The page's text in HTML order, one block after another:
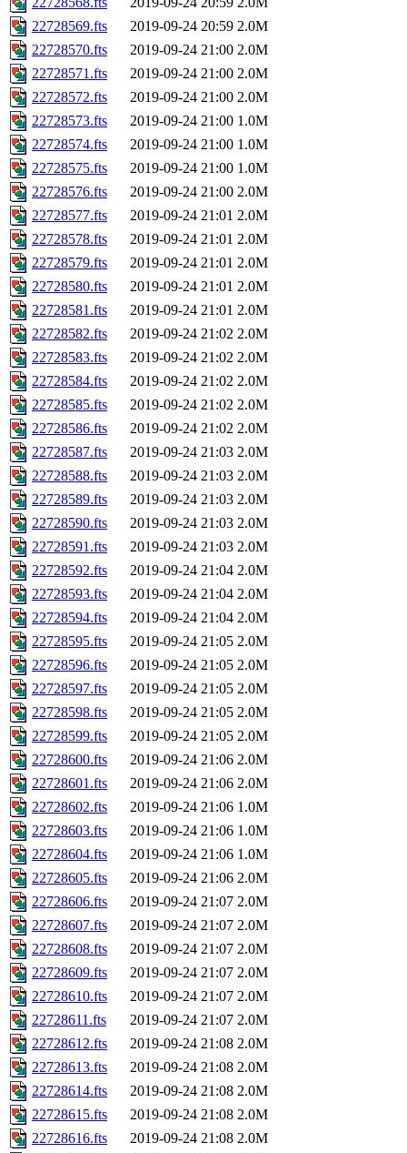
22728569.fts
2019-09-24 20:59 2.0M
22728570.fts
2019-09-24 21:00 2.0M
22728571.fts
2019-09-24 21:00 2.0M
22728572.fts
2019-09-24 21:00 2.0M
22728573.fts
2019-09-24 21:00 1.0M
22728574.fts
2019-09-24 21:00 1.0M
22728575.fts
2019-09-24 21:00 1.0M
22728576.fts
2019-09-24 21:00 2.0M
22728577.fts
2019-09-24 21:01 2.0M
22728578.fts
2019-09-24 21:01 2.0M
22728579.fts
2019-09-24 21:01 2.0M
22728580.fts
2019-09-24 21:01 2.0M
22728581.fts
2019-09-24 21:01 2.0M
22728582.fts
2019-09-24 21:02 2.0M
22728583.fts
2019-09-24 21:02 2.0M
22728584.fts
2019-09-24 21:02 2.0M
22728585.fts
2019-09-24 21:02 2.0M
22728586.fts
2019-09-24 21:02 2.0M
22728587.fts
2019-09-24 21:03 2.0M
22728588.fts
2019-09-24 21:03 2.0M
22728589.fts
2019-09-24 21:03 2.0M
22728590.fts
2019-09-24 21:03 2.0M
22728591.fts
2019-09-24 21:03 2.0M
22728592.fts
2019-09-24 21:04 2.0M
22728593.fts
2019-09-24 21:04 2.0M
22728594.fts
2019-09-24 21:04 2.0M
22728595.fts
2019-09-24 21:05 2.0M
22728596.fts
2019-09-24 21:05 2.0M
22728597.fts
2019-09-24 21:05 2.0M
22728598.fts
2019-09-24 21:05 2.0M
22728599.fts
2019-09-24 21:05 2.0M
22728600.fts
2019-09-24 21:06 2.0M
22728601.fts
2019-09-24 21:06 2.0M
22728602.fts
2019-09-24 21:06 1.0M
22728603.fts
2019-09-24 21:06 1.0M
22728604.fts
2019-09-24 21:06 1.0M
22728605.fts
2019-09-24 21:06 2.0M
22728606.fts
2019-09-24 21:07 2.0M
22728607.fts
2019-09-24 21:07 2.0M
22728608.fts
2019-09-24 21:07 2.0M
22728609.fts
2019-09-24 21:07 2.0M
22728610.fts
2019-09-24 21:07 2.0M
22728611.fts
2019-09-24 21:07 2.0M
22728612.fts
2019-09-24 21:08 2.0M
22728613.fts
2019-09-24 21:08 2.0M
22728614.fts
2019-09-24 21:08 2.0M
22728615.fts
2019-09-24 21:08 2.0M
22728616.fts
2019-09-24 21:08 2.0M